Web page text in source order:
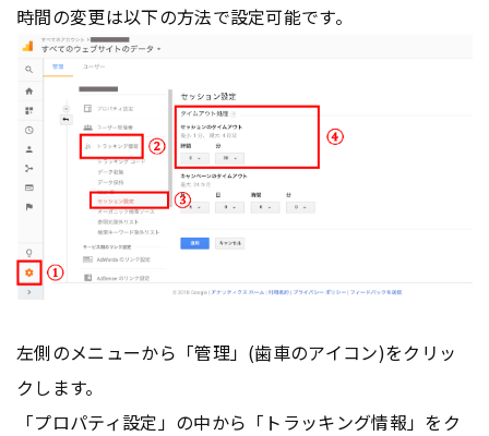
時間の変更は以下の方法で設定可能です。
左側のメニューから「管理」(歯車のアイコン)をクリッ
クします。
「プロパティ設定」の中から「トラッキング情報」をク